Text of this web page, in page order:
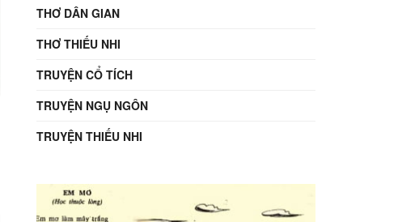
THƠ DÂN GIAN
THƠ THIẾU NHI
TRUYỆN CỔ TÍCH
TRUYỆN NGỤ NGÔN
TRUYỆN THIẾU NHI